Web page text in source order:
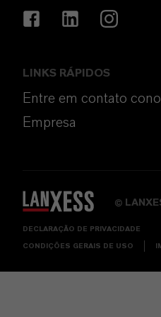
LINKS RÁPIDOS
Entre em contato
Empresa
©
DECLARAÇÃO DE PRIVACIDADE
CONDIÇÕES GERAIS DE USO